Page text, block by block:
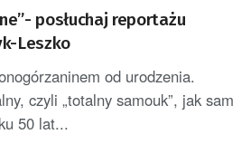
posłuchaj reportażu
Leszko
od urodzenia.
czyli „totalny samouk”, jak sam
50 lat...